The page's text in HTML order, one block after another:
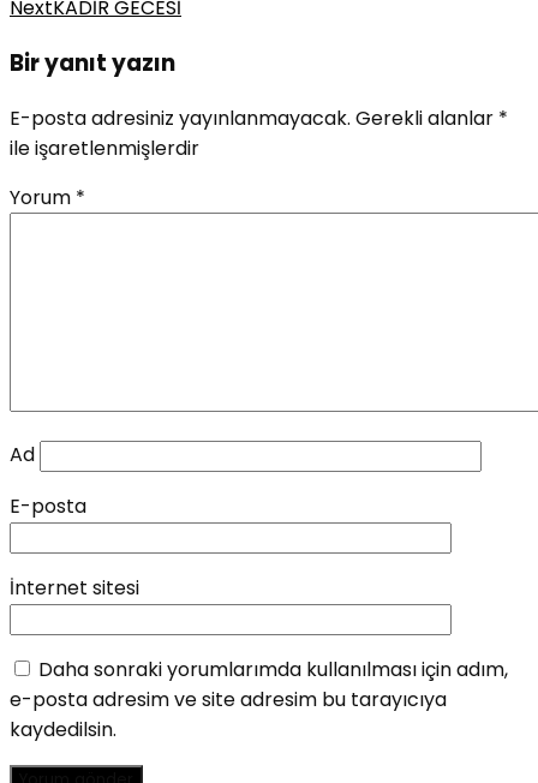
NextKADİR GECESİ
Bir yanıt yazın
E-posta adresiniz yayınlanmayacak. Gerekli alanlar *
ile işaretlenmişlerdir
Yorum *
Ad
E-posta
İnternet sitesi
Daha sonraki yorumlarımda kullanılması için adım,
e-posta adresim ve site adresim bu tarayıcıya
kaydedilsin.